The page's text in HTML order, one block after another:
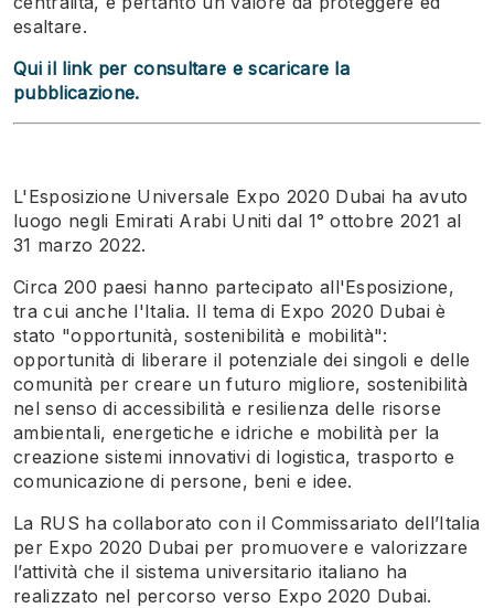
esaltare.
Qui il link per consultare e scaricare la
pubblicazione.
L'Esposizione Universale Expo 2020 Dubai ha avuto
luogo negli Emirati Arabi Uniti dal 1° ottobre 2021 al
31 marzo 2022.
Circa 200 paesi hanno partecipato all'Esposizione,
tra cui anche l'Italia. Il tema di Expo 2020 Dubai è
stato "opportunità, sostenibilità e mobilità":
opportunità di liberare il potenziale dei singoli e delle
comunità per creare un futuro migliore, sostenibilità
nel senso di accessibilità e resilienza delle risorse
ambientali, energetiche e idriche e mobilità per la
creazione sistemi innovativi di logistica, trasporto e
comunicazione di persone, beni e idee.
La RUS ha collaborato con il Commissariato dell’Italia
per Expo 2020 Dubai per promuovere e valorizzare
l’attività che il sistema universitario italiano ha
realizzato nel percorso verso Expo 2020 Dubai.